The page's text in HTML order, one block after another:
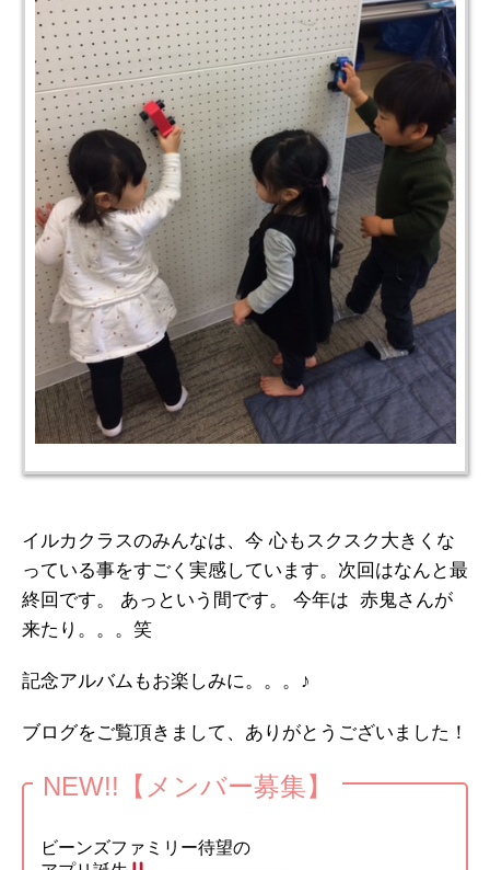
イルカクラスのみんなは、今 心もスクスク大きくな
っている事をすごく実感しています。次回はなんと最
終回です。 あっという間です。 今年は 赤鬼さんが
来たり。。。笑
記念アルバムもお楽しみに。。。♪
ブログをご覧頂きまして、ありがとうございました！
NEW!!【メンバー募集】
ビーンズファミリー待望の